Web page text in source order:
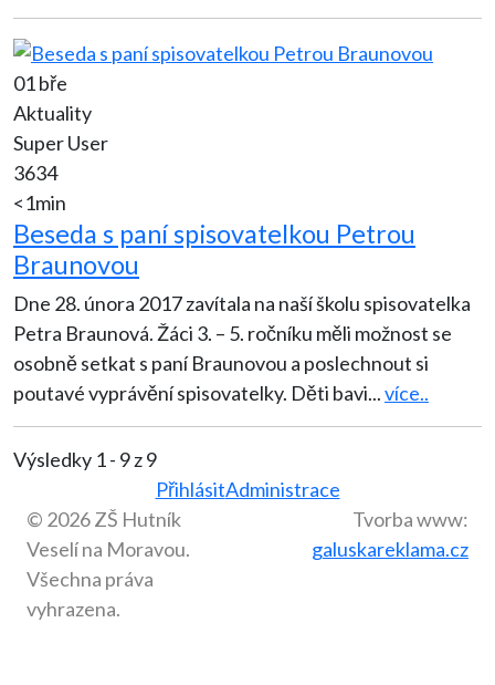
01 bře
Aktuality
Super User
3634
<1min
Beseda s paní spisovatelkou Petrou
Braunovou
Dne 28. února 2017 zavítala na naší školu spisovatelka
Petra Braunová. Žáci 3. – 5. ročníku měli možnost se
osobně setkat s paní Braunovou a poslechnout si
poutavé vyprávění spisovatelky. Děti bavi...více..
Výsledky 1 - 9 z 9
PřihlásitAdministrace
© 2026 ZŠ Hutník
Veselí na Moravou.
Všechna práva
vyhrazena.
Tvorba www:
galuskareklama.cz